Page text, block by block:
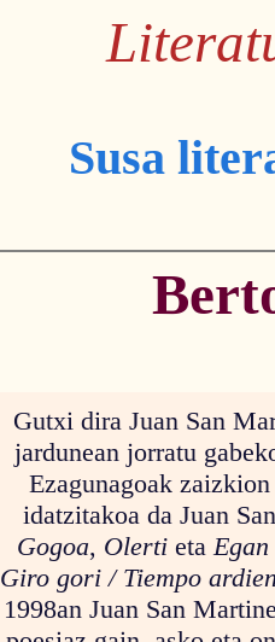
Susa
Gutxi dira Juan San
jardunean jorratu
Ezagunagoak
idatzitakoa da Juan
Gogoa, Olerti etaEgan
Giro gori / Tiempo
1998an Juan San